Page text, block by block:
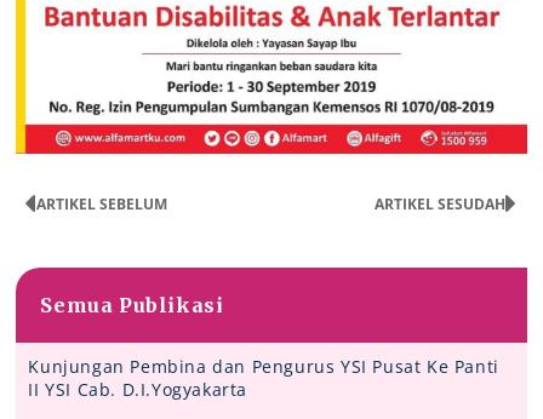
ARTIKEL SEBELUM ARTIKEL SESUDAH
Semua Publikasi
Kunjungan Pembina dan Pengurus YSI Pusat Ke Panti
II YSI Cab. D.I.Yogyakarta